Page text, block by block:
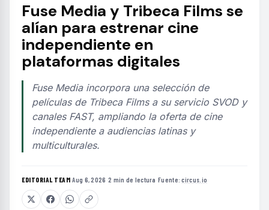
Fuse Media y Tribeca Films se
alían para estrenar cine
independiente en
plataformas digitales
Fuse Media incorpora una selección de
películas de Tribeca Films a su servicio SVOD y
canales FAST, ampliando la oferta de cine
independiente a audiencias latinas y
multiculturales.
EDITORIAL TEAM·Aug 6, 2026 ·2 min de lectura ·Fuente:circus.io